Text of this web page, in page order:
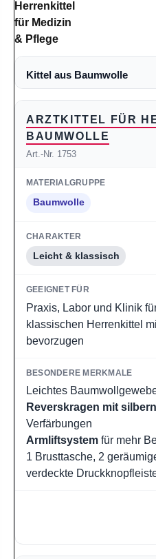
Herrenkittel
für Medizin
& Pflege
Kittel aus Baumwolle
ARZTKITTEL FÜR
BAUMWOLLE
Art.-Nr. 1753
Baumwolle
Leicht & klassisch
Praxis, Labor und Klinik
klassischen Herrenkittel
bevorzugen
Leichtes
Reverskragen mit
Verfärbungen
Armliftsystem für mehr
1 Brusttasche, 2
verdeckte